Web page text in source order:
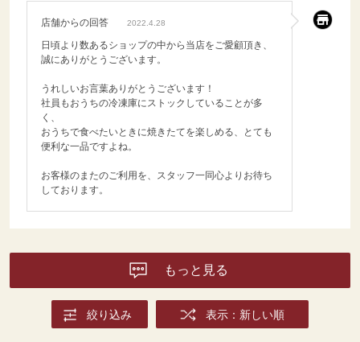
店舗からの回答 2022.4.28
日頃より数あるショップの中から当店をご愛顧頂き、
誠にありがとうございます。
うれしいお言葉ありがとうございます！
社員もおうちの冷凍庫にストックしていることが多
く、
おうちで食べたいときに焼きたてを楽しめる、とても
便利な一品ですよね。
お客様のまたのご利用を、スタッフ一同心よりお待ち
しております。
もっと見る
絞り込み 表示：新しい順